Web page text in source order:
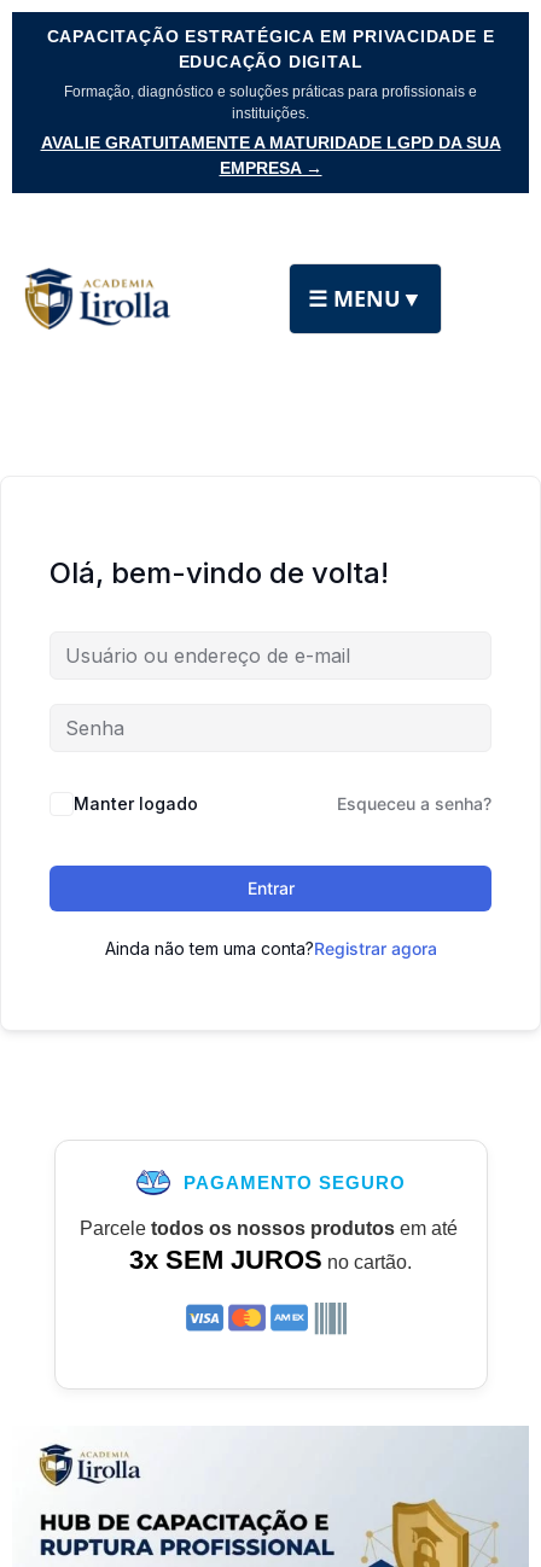
CAPACITAÇÃO ESTRATÉGICA EM PRIVACIDADE E
EDUCAÇÃO DIGITAL
Formação, diagnóstico e soluções práticas para profissionais e
instituições.
AVALIE GRATUITAMENTE A MATURIDADE LGPD DA SUA
EMPRESA →
☰ MENU ▼
Olá, bem-vindo de volta!
Manter logado Esqueceu a senha?
Entrar
Ainda não tem uma conta?Registrar agora
PAGAMENTO SEGURO
Parcele todos os nossos produtosem até
3x SEM JUROS no cartão.